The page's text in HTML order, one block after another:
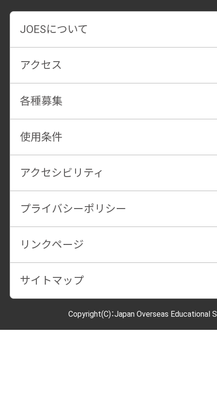
JOESについて
アクセス
各種募集
使用条件
アクセシビリティ
プライバシーポリシー
リンクページ
サイトマップ
Copyright(C)：Japan Overseas Educational